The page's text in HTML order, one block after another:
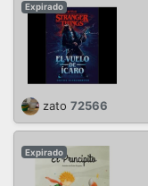
Expirado
zato 72566
Expirado